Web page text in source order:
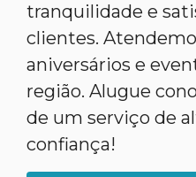
tranquilidade e
clientes.
aniversários e
região. Alugue
de um serviço de
confiança!